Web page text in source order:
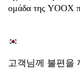
ομάδα της YOOX
고객님께 불편을